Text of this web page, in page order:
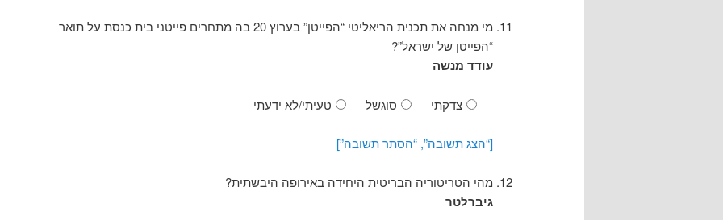
מי מנחה את תכנית הריאליטי “הפייטן” בערוץ 20 בה מתחרים פייטני בית כנסת על תואר
“הפייטן של ישראל”?
עודד מנשה
צדקתי סוגשל טעיתי/לא ידעתי
[“הצג תשובה”, “הסתר תשובה”]
מהי הטריטוריה הבריטית היחידה באירופה היבשתית?
גיברלטר